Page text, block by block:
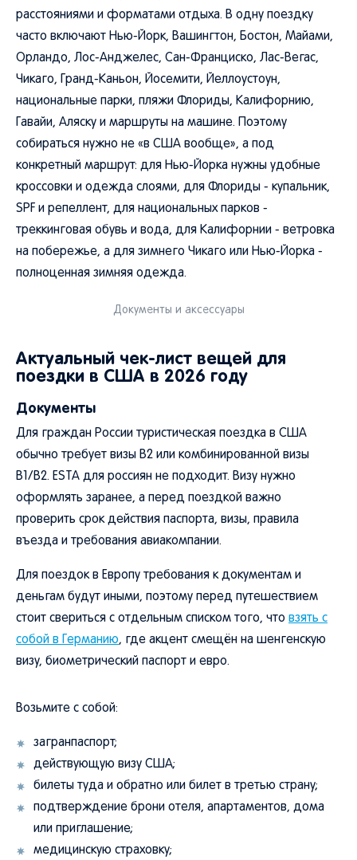
расстояниями и форматами отдыха. В одну поездку
часто включают Нью-Йорк, Вашингтон, Бостон, Майами,
Орландо, Лос-Анджелес, Сан-Франциско, Лас-Вегас,
Чикаго, Гранд-Каньон, Йосемити, Йеллоустоун,
национальные парки, пляжи Флориды, Калифорнию,
Гавайи, Аляску и маршруты на машине. Поэтому
собираться нужно не «в США вообще», а под
конкретный маршрут: для Нью-Йорка нужны удобные
кроссовки и одежда слоями, для Флориды - купальник,
SPF и репеллент, для национальных парков -
треккинговая обувь и вода, для Калифорнии - ветровка
на побережье, а для зимнего Чикаго или Нью-Йорка -
полноценная зимняя одежда.
Документы и аксессуары
Актуальный чек-лист вещей для
поездки в США в 2026 году
Документы
Для граждан России туристическая поездка в США
обычно требует визы B2 или комбинированной визы
B1/B2. ESTA для россиян не подходит. Визу нужно
оформлять заранее, а перед поездкой важно
проверить срок действия паспорта, визы, правила
въезда и требования авиакомпании.
Для поездок в Европу требования к документам и
деньгам будут иными, поэтому перед путешествием
стоит свериться с отдельным списком того, что взять с
собой в Германию, где акцент смещён на шенгенскую
визу, биометрический паспорт и евро.
Возьмите с собой:
загранпаспорт;
действующую визу США;
билеты туда и обратно или билет в третью страну;
подтверждение брони отеля, апартаментов, дома
или приглашение;
медицинскую страховку;